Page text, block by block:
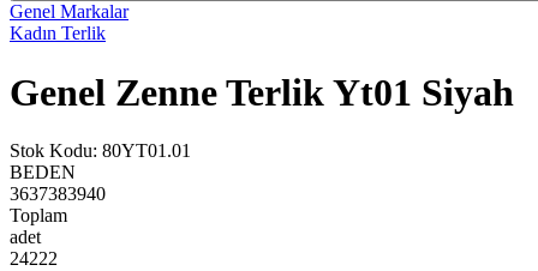
Genel Markalar
Kadın Terlik
Genel Zenne Terlik Yt01 Siyah
Stok Kodu: 80YT01.01
BEDEN
3637383940
Toplam
adet
24222